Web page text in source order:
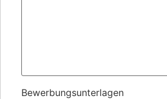
Bewerbungsunterlagen